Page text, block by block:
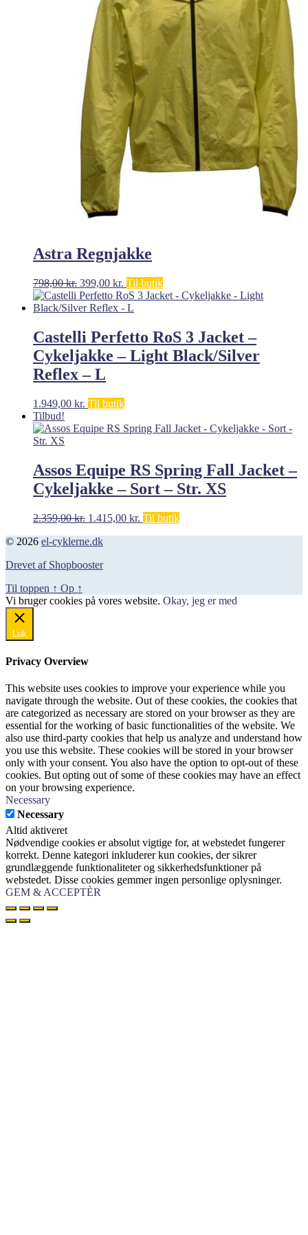
Astra Regnjakke
798,00kr. Den
oprindelige
pris
798,00 kr..
399,00 kr. Den
aktuelle
pris
399,00 kr..
Til butik
Castelli Perfetto RoS 3 Jacket –
Cykeljakke – Light Black/Silver
Reflex – L
1.949,00 kr. Til butik
Tilbud!
Assos Equipe RS Spring Fall Jacket –
Cykeljakke – Sort – Str. XS
2.359,00kr. Den
pris
2.359,00 kr..
1.415,00 kr. Den
Til butik
© 2026 el-cyklerne.dk
Drevet af Shopbooster
Til toppen ↑ Op ↑
Vi bruger cookies på vores website. Okay, jeg er med
Luk
Privacy Overview
This website uses cookies to improve your experience while you
navigate through the website. Out of these cookies, the cookies that
are categorized as necessary are stored on your browser as they are
essential for the working of basic functionalities of the website. We
also use third-party cookies that help us analyze and understand how
you use this website. These cookies will be stored in your browser
only with your consent. You also have the option to opt-out of these
cookies. But opting out of some of these cookies may have an effect
on your browsing experience.
Necessary
Necessary
Altid aktiveret
Nødvendige cookies er absolut vigtige for, at webstedet fungerer
korrekt. Denne kategori inkluderer kun cookies, der sikrer
grundlæggende funktionaliteter og sikkerhedsfunktioner på
webstedet. Disse cookies gemmer ingen personlige oplysninger.
GEM & ACCEPTÈR